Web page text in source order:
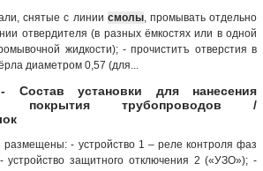
снятые с линии смолы, промывать отдельно
отвердителя (в разных ёмкостях или в одной
жидкости); - прочиститъ отверстия в
диаметром 0,57 (для...
Состав установки для нанесения
покрытия трубопроводов /
- устройство 1 – реле контроля фаз
защитного отключения 2 («УЗО»); -